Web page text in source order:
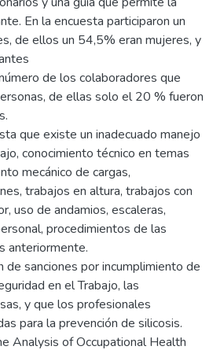
En la encuesta participaron un
de ellos un 54,5% eran mujeres, y
de los colaboradores que
de ellas solo el 20 % fueron
que existe un inadecuado manejo
conocimiento técnico en temas
mecánico de cargas,
trabajos en altura, trabajos con
uso de andamios, escaleras,
procedimientos de las
anteriormente.
de sanciones por incumplimiento de
en el Trabajo, las
y que los profesionales
para la prevención de silicosis.
Analysis of Occupational Health